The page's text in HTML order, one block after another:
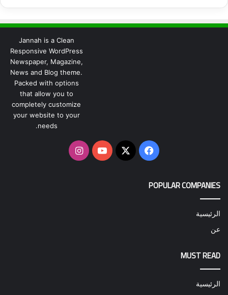
Jannah is a Clean
Responsive WordPress
Newspaper, Magazine,
News and Blog theme.
Packed with options
that allow you to
completely customize
your website to your
needs.
فيسبوك
‫X
‫YouTubeانستقرام
POPULAR COMPANIES
الرئيسية
عن
MUST READ
الرئيسية